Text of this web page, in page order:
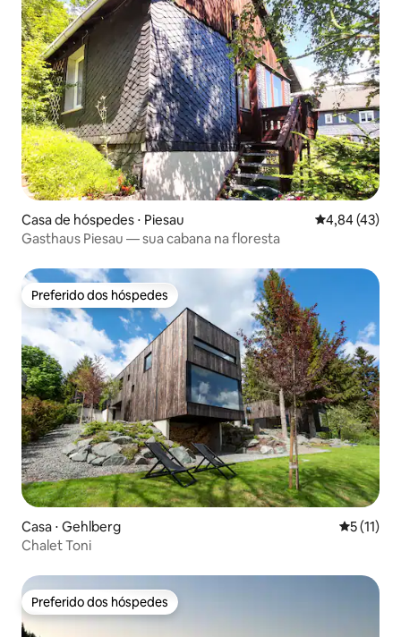
Casa de hóspedes ⋅ Piesau 4,84 de uma
4,84 (43)
Gasthaus Piesau — sua cabana na floresta
Preferido dos hóspedes
Preferido dos hóspedes
Casa ⋅ Gehlberg 5 de uma
5 (11)
Chalet Toni
Preferido dos hóspedes
Preferido dos hóspedes